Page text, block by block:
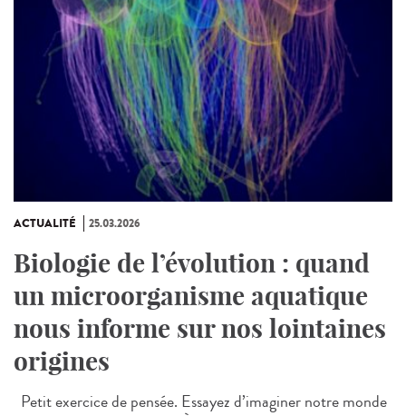
ACTUALITÉ 25.03.2026
Biologie de l’évolution : quand
un microorganisme aquatique
nous informe sur nos lointaines
origines
Petit exercice de pensée. Essayez d’imaginer notre monde